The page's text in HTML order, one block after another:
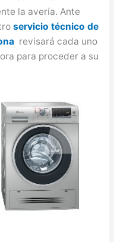
la avería. Ante
servicio técnico de
revisará cada uno
para proceder a su